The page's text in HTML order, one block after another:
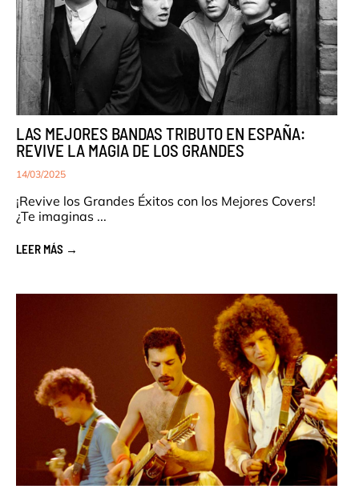
LAS MEJORES BANDAS TRIBUTO EN ESPAÑA:
REVIVE LA MAGIA DE LOS GRANDES
14/03/2025
¡Revive los Grandes Éxitos con los Mejores Covers!
¿Te imaginas ...
LEER MÁS →